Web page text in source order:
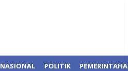
NASIONAL POLITIK